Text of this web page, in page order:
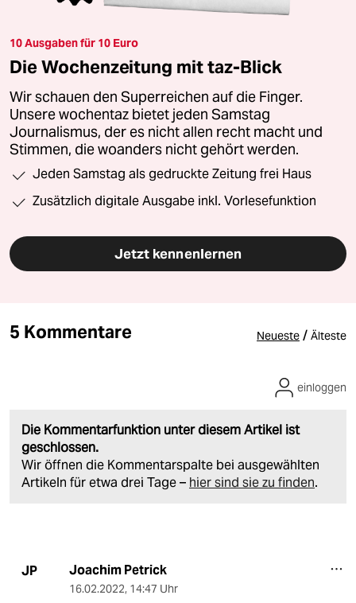
10 Ausgaben für 10 Euro
Die Wochenzeitung mit taz-Blick
Wir schauen den Superreichen auf die Finger.
Unsere wochentaz bietet jeden Samstag
Journalismus, der es nicht allen recht macht und
Stimmen, die woanders nicht gehört werden.
Jeden Samstag als gedruckte Zeitung frei Haus
Zusätzlich digitale Ausgabe inkl. Vorlesefunktion
Jetzt kennenlernen
5 Kommentare Neueste / Älteste
Die Kommentarfunktion unter diesem Artikel ist
geschlossen.
Wir öffnen die Kommentarspalte bei ausgewählten
Artikeln für etwa drei Tage – hier sind sie zu finden.
einloggen
JP Joachim Petrick
16.02.2022, 14:47 Uhr